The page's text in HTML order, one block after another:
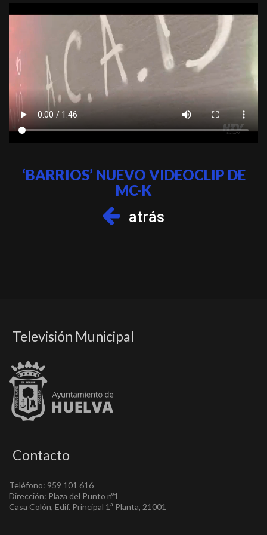
‘BARRIOS’ NUEVO VIDEOCLIP DE
MC-K
atrás
Televisión Municipal
Contacto
Teléfono: 959 101 616
Dirección: Plaza del Punto nº1
Casa Colón, Edif. Principal 1ª Planta, 21001